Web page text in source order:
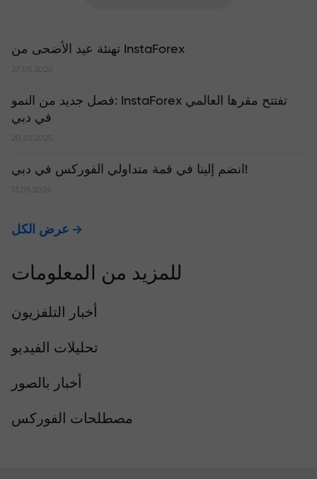
تهنئة عيد الأضحى من InstaForex
27.05.2026
​فصل جديد من النمو: InstaForex تفتتح مقرها العالمي
في دبي
20.01.2025
انضم إلينا في قمة متداولي الفوركس في دبي!
13.05.2024
عرض الكل
للمزيد من المعلومات
أخبار التلفزيون
تحليلات الفيديو
أخبار بالصور
مصطلحات الفوركس